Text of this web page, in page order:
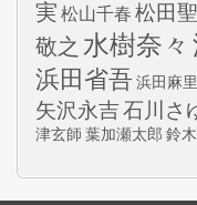
実 松山千春 松田
敬之 水樹奈々
浜田省吾 浜田麻里
矢沢永吉石川さ
津玄師 葉加瀬太郎 鈴